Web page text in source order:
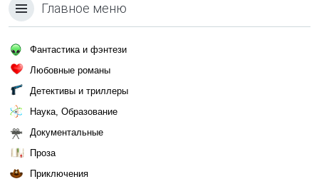
Главное меню
Фантастика и фэнтези
Любовные романы
Детективы и триллеры
Наука, Образование
Документальные
Проза
Приключения